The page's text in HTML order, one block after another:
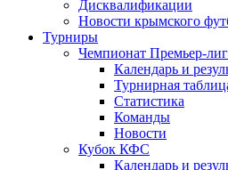
Дисквалификации
Новости крымского
Турниры
Чемпионат Премьер-
Календарь и
Турнирная
Статистика
Команды
Новости
Кубок КФС
Календарь и